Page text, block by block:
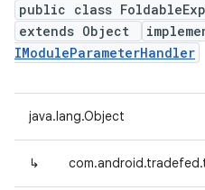
public class
extends Object
IModuleParameterHandler
java.lang.Object
↳